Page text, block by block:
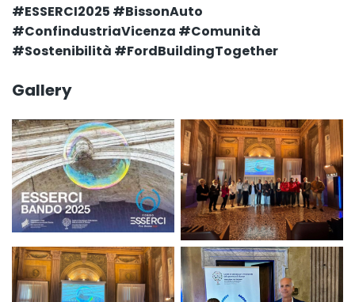
#ESSERCI2025 #BissonAuto
#ConfindustriaVicenza #Comunità
#Sostenibilità #FordBuildingTogether
Gallery